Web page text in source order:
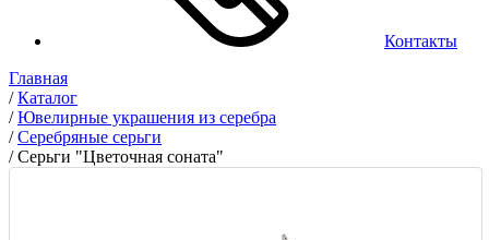
Контакты
Главная
/Каталог
/Ювелирные украшения из серебра
/Серебряные серьги
/Серьги "Цветочная соната"